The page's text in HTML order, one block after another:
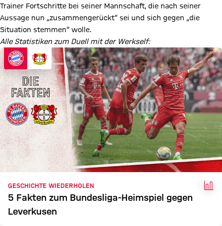
Trainer Fortschritte bei seiner Mannschaft, die nach seiner
Aussage nun „zusammengerückt“ sei und sich gegen „die
Situation stemmen“ wolle.
Alle Statistiken zum Duell mit der Werkself:
GESCHICHTE WIEDERHOLEN
5 Fakten zum Bundesliga-Heimspiel gegen
Leverkusen